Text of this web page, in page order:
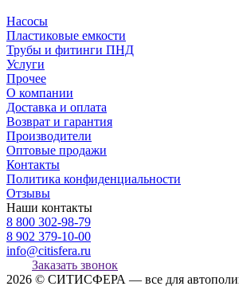
Насосы
Пластиковые емкости
Трубы и фитинги ПНД
Услуги
Прочее
О компании
Доставка и оплата
Возврат и гарантия
Производители
Оптовые продажи
Контакты
Политика конфиденциальности
Отзывы
Наши контакты
8 800 302-98-79
8 902 379-10-00
info@citisfera.ru
Заказать звонок
2026 © СИТИСФЕРА — все для